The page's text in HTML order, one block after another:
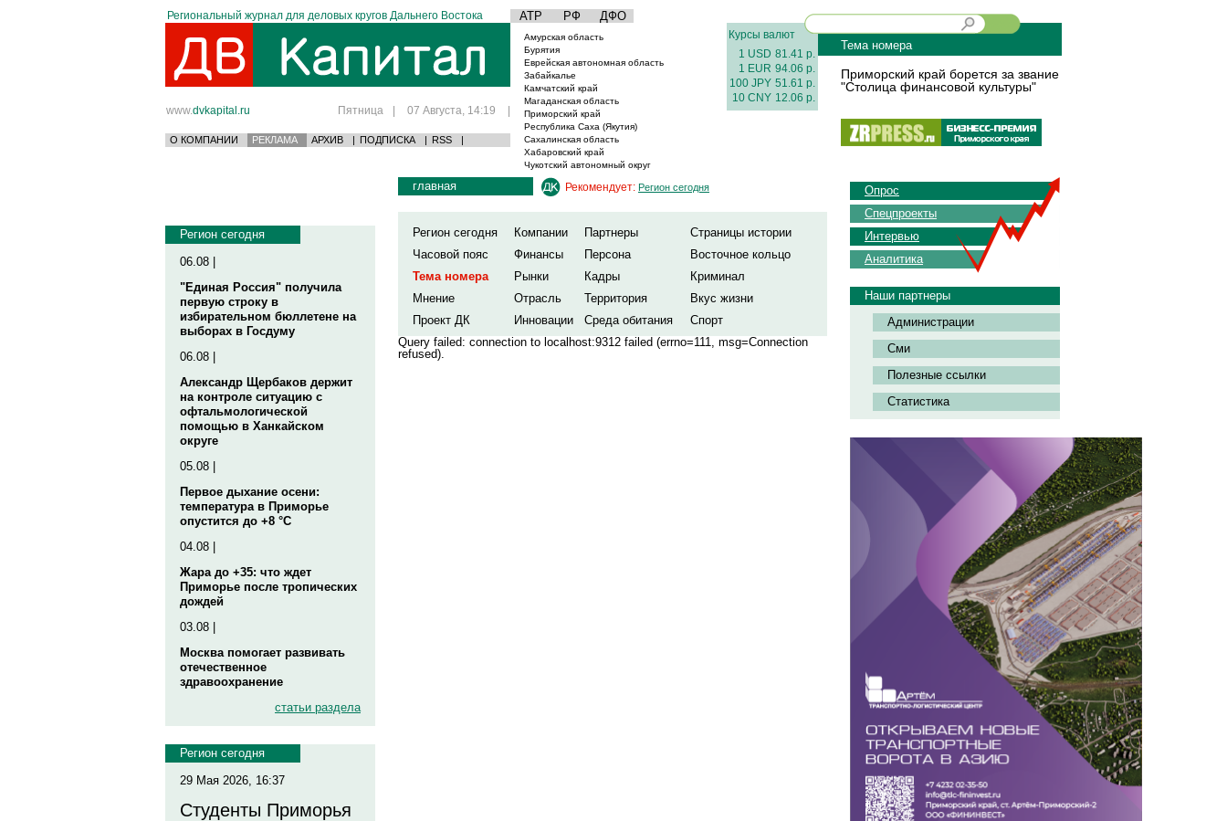
Региональный журнал для деловых кругов Дальнего Востока АТР РФ ДФО
www.dvkapital.ru Пятница | 07 Августа, 14:19 |
О КОМПАНИИ РЕКЛАМА АРХИВ | ПОДПИСКА | RSS |
Амурская область
Бурятия
Еврейская автономная область
Забайкалье
Камчатский край
Магаданская область
Приморский край
Республика Саха (Якутия)
Сахалинская область
Хабаровский край
Чукотский автономный округ
Курсы валют
1 USD 81.41 р.
1 EUR 94.06 р.
100 JPY 51.61 р.
10 CNY 12.06 р.
Тема номера
Приморский край борется за звание
"Столица финансовой культуры"
Регион сегодня
06.08 |
"Единая Россия" получила
первую строку в
избирательном бюллетене на
выборах в Госдуму
06.08 |
Александр Щербаков держит
на контроле ситуацию с
офтальмологической
помощью в Ханкайском
округе
05.08 |
Первое дыхание осени:
температура в Приморье
опустится до +8 °C
04.08 |
Жара до +35: что ждет
Приморье после тропических
дождей
03.08 |
Москва помогает развивать
отечественное
здравоохранение
статьи раздела
Регион сегодня
29 Мая 2026, 16:37
Студенты Приморья
главная Рекомендует: Регион сегодня
Регион сегодня Компании Партнеры
Страницы истории
Часовой пояс
Финансы Персона
Восточное кольцо
Тема номера
Рынки Кадры
Криминал
Мнение
Отрасль Территория
Вкус жизни
Проект ДК
Инновации Среда обитания
Спорт
Query failed: connection to localhost:9312 failed (errno=111, msg=Connection
refused).
Опрос
Спецпроекты
Интервью
Аналитика
Наши партнеры
Администрации
Сми
Полезные ссылки
Статистика